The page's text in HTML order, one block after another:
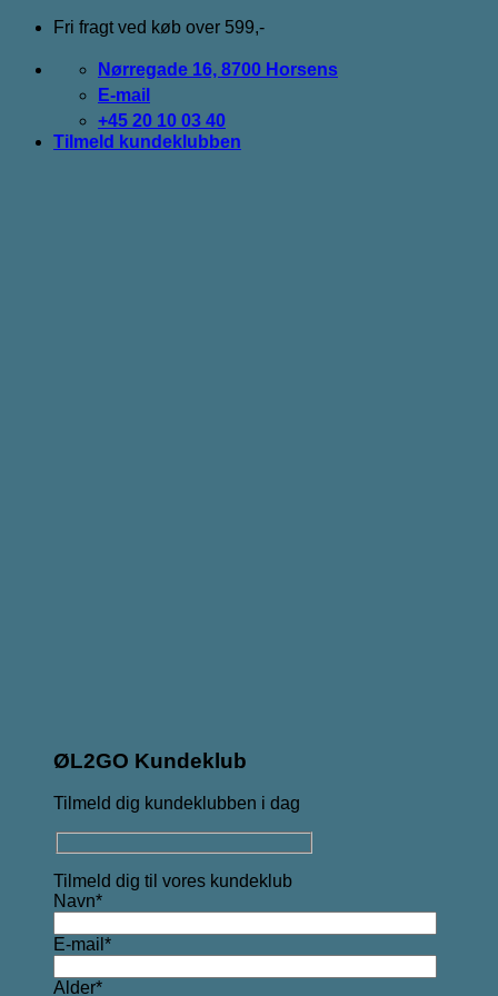
Fortsæt
indhold
Fri fragt ved køb over 599,-
Nørregade 16, 8700 Horsens
E-mail
+45 20 10 03 40
Tilmeld kundeklubben
ØL2GO Kundeklub
Tilmeld dig kundeklubben i dag
Tilmeld dig til vores kundeklub
Navn*
E-mail*
Alder*